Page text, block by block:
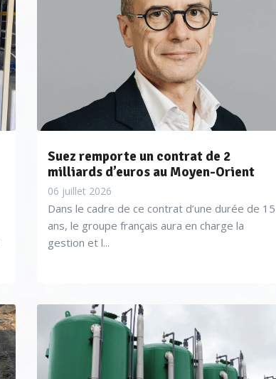
Suez remporte un contrat de 2
milliards d’euros au Moyen-Orient
06 juillet 2026
Dans le cadre de ce contrat d’une durée de 15
ans, le groupe français aura en charge la
gestion et l...